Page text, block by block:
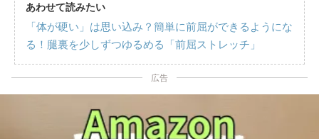
あわせて読みたい
「体が硬い」は思い込み？簡単に前屈ができるようにな
る！腿裏を少しずつゆるめる「前屈ストレッチ」
広告